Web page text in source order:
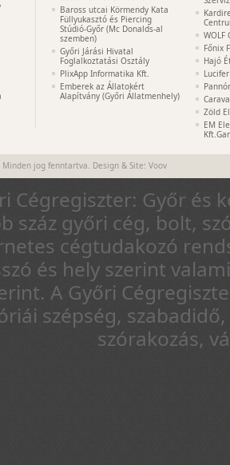
Baross utcai Körmendy Kata
Füllyukasztó és Piercing
Stúdió-Győr (Mc Donalds-al
szemben)
Győri Járási Hivatal
Foglalkoztatási Osztály
PlixApp Informatika Kft.
Emberek az Állatokért
Alapítvány (Győri Állatmenhely)
WOLF
Főnix
Hajó
Zöld
EM
jog fenntartva. Design & Site: Voov
Cégregiszter: Győr és
száz győri cég, bolt,
cégtudakozó
és hely szerint
A Győri
szépség,
szórakozás,